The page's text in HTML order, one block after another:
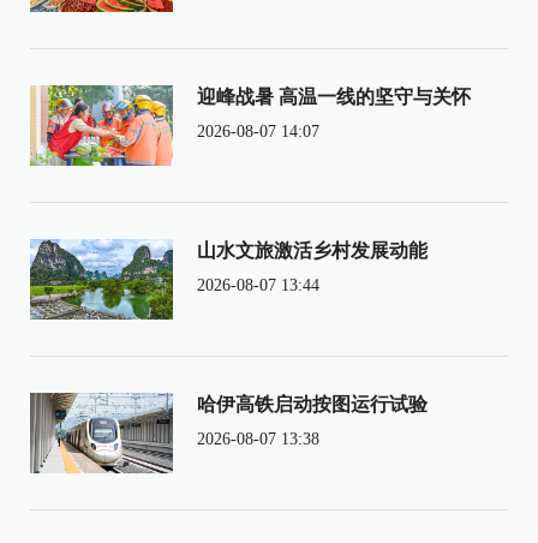
迎峰战暑 高温一线的坚守与关怀
2026-08-07 14:07
山水文旅激活乡村发展动能
2026-08-07 13:44
哈伊高铁启动按图运行试验
2026-08-07 13:38